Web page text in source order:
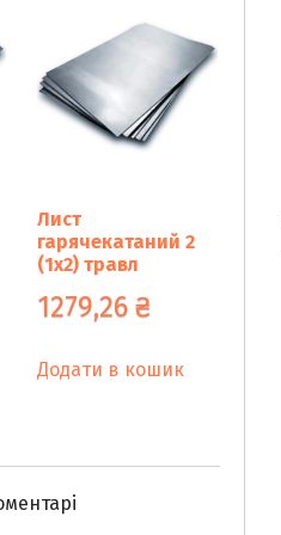
Лист
гарячекатаний 2
(1х2) травл
1279,26₴
Додати в кошик